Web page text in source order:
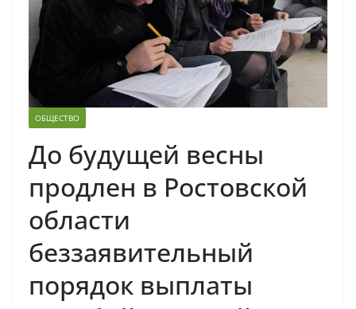
ОБЩЕСТВО
До будущей весны
продлен в Ростовской
области
беззаявительный
порядок выплаты